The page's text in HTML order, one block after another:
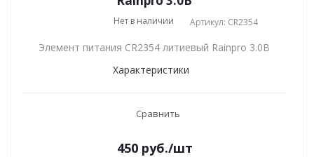
Нет в наличии Артикул: CR2354
Элемент питания CR2354 литиевый Rainpro 3.0В
Характеристики
Сравнить
450руб./шт